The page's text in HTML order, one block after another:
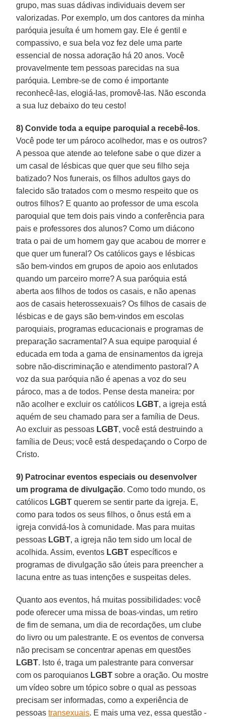
grupo, mas suas dádivas individuais devem ser
valorizadas. Por exemplo, um dos cantores da minha
paróquia jesuíta é um homem gay. Ele é gentil e
compassivo, e sua bela voz fez dele uma parte
essencial de nossa adoração há 20 anos. Você
provavelmente tem pessoas parecidas na sua
paróquia. Lembre-se de como é importante
reconhecê-las, elogiá-las, promovê-las. Não esconda
a sua luz debaixo do teu cesto!
8) Convide toda a equipe paroquial a recebê-los.
Você pode ter um pároco acolhedor, mas e os outros?
A pessoa que atende ao telefone sabe o que dizer a
um casal de lésbicas que quer que seu filho seja
batizado? Nos funerais, os filhos adultos gays do
falecido são tratados com o mesmo respeito que os
outros filhos? E quanto ao professor de uma escola
paroquial que tem dois pais vindo a conferência para
pais e professores dos alunos? Como um diácono
trata o pai de um homem gay que acabou de morrer e
que quer um funeral? Os católicos gays e lésbicas
são bem-vindos em grupos de apoio aos enlutados
quando um parceiro morre? A sua paróquia está
aberta aos filhos de todos os casais, e não apenas
aos de casais heterossexuais? Os filhos de casais de
lésbicas e de gays são bem-vindos em escolas
paroquiais, programas educacionais e programas de
preparação sacramental? A sua equipe paroquial é
educada em toda a gama de ensinamentos da igreja
sobre não-discriminação e atendimento pastoral? A
voz da sua paróquia não é apenas a voz do seu
pároco, mas a de todos. Pense desta maneira: por
não acolher e excluir os católicos LGBT, a igreja está
aquém de seu chamado para ser a família de Deus.
Ao excluir as pessoas LGBT, você está destruindo a
família de Deus; você está despedaçando o Corpo de
Cristo.
9) Patrocinar eventos especiais ou desenvolver
um programa de divulgação. Como todo mundo, os
católicos LGBT querem se sentir parte da igreja. E,
como para todos os seus filhos, o ônus está em a
igreja convidá-los à comunidade. Mas para muitas
pessoas LGBT, a igreja não tem sido um local de
acolhida. Assim, eventos LGBT específicos e
programas de divulgação são úteis para preencher a
lacuna entre as tuas intenções e suspeitas deles.
Quanto aos eventos, há muitas possibilidades: você
pode oferecer uma missa de boas-vindas, um retiro
de fim de semana, um dia de recordações, um clube
do livro ou um palestrante. E os eventos de conversa
não precisam se concentrar apenas em questões
LGBT. Isto é, traga um palestrante para conversar
com os paroquianos LGBT sobre a oração. Ou mostre
um vídeo sobre um tópico sobre o qual as pessoas
precisam ser informadas, como a experiência de
pessoastransexuais. E mais uma vez, essa questão -